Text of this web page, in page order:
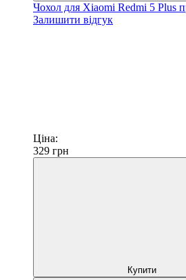
Чохол для Xiaomi Redmi 5 Plus
Залишити відгук
Ціна:
329 грн
Купити